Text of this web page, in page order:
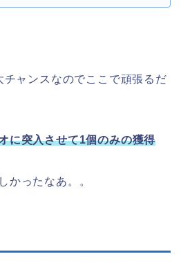
ャンスなのでここで頑張るだ
に突入させて1個のみの獲得
かったなあ。。